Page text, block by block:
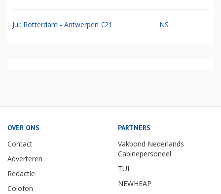
Jul: Rotterdam - Antwerpen €21 NS
OVER ONS
Contact
Adverteren
Redactie
Colofon
PARTNERS
Vakbond Nederlands
Cabinepersoneel
TUI
NEWHEAP